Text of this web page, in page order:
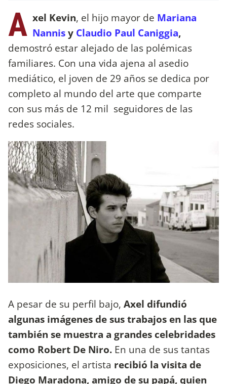
A xel Kevin, el hijo mayor de Mariana
Nannisy Claudio Paul Caniggia,
demostró estar alejado de las polémicas
familiares. Con una vida ajena al asedio
mediático, el joven de 29 años se dedica por
completo al mundo del arte que comparte
con sus más de 12 mil seguidores de las
redes sociales.
A pesar de su perfil bajo, Axel difundió
algunas imágenes de sus trabajos en las que
también se muestra a grandes celebridades
como Robert De Niro. En una de sus tantas
exposiciones, el artista recibió la visita de
Diego Maradona, amigo de su papá, quien